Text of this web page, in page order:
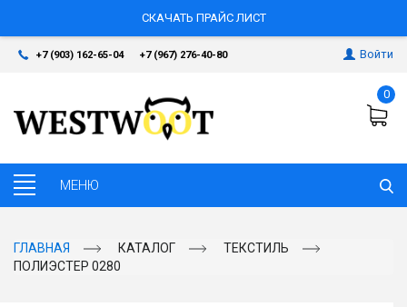
СКАЧАТЬ ПРАЙС ЛИСТ
+7 (903) 162-65-04 +7 (967) 276-40-80 Войти
0
ГЛАВНАЯ КАТАЛОГ
ТЕКСТИЛЬ
ПОЛИЭСТЕР 0280